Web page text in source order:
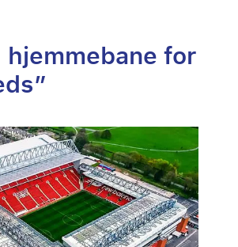
for